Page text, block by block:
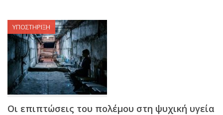
ΥΠΟΣΤΗΡΙΞΗ
Οι επιπτώσεις του πολέμου στη ψυχική υγεία